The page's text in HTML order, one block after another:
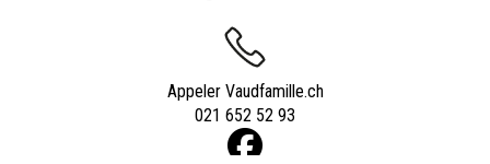
Appeler Vaudfamille.ch
021 652 52 93